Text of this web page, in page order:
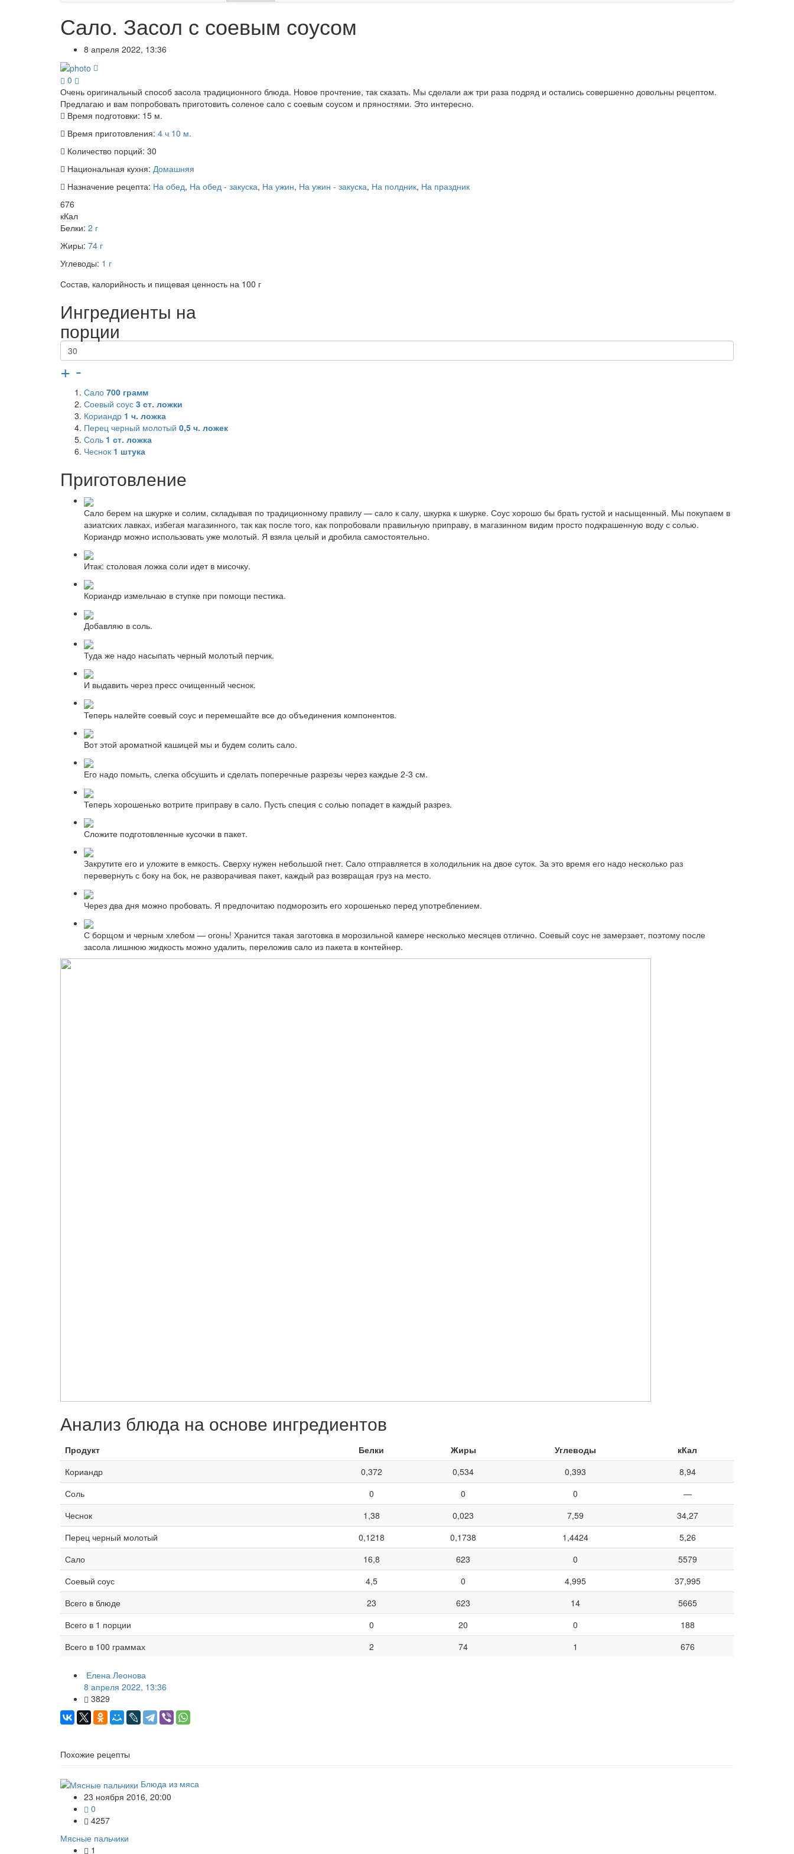
Сало. Засол с соевым соусом
8 апреля 2022, 13:36
0
Очень оригинальный способ засола традиционного блюда. Новое прочтение, так сказать. Мы сделали аж три раза подряд и остались совершенно довольны рецептом.
Предлагаю и вам попробовать приготовить соленое сало с соевым соусом и пряностями. Это интересно.
Время подготовки: 15 м.
Время приготовления: 4 ч 10 м.
Количество порций: 30
Национальная кухня: Домашняя
Назначение рецепта: На обед, На обед - закуска, На ужин, На ужин - закуска, На полдник, На праздник
676
кКал
Белки: 2 г
Жиры: 74 г
Углеводы: 1 г
Состав, калорийность и пищевая ценность на 100 г
Ингредиенты на
порции
+ -
Сало 700 грамм
Соевый соус 3 ст. ложки
Кориандр 1 ч. ложка
Перец черный молотый 0,5 ч. ложек
Соль 1 ст. ложка
Чеснок 1 штука
Приготовление
Сало берем на шкурке и солим, складывая по традиционному правилу — сало к салу, шкурка к шкурке. Соус хорошо бы брать густой и насыщенный. Мы покупаем в
азиатских лавках, избегая магазинного, так как после того, как попробовали правильную приправу, в магазинном видим просто подкрашенную воду с солью.
Кориандр можно использовать уже молотый. Я взяла целый и дробила самостоятельно.
Итак: столовая ложка соли идет в мисочку.
Кориандр измельчаю в ступке при помощи пестика.
Добавляю в соль.
Туда же надо насыпать черный молотый перчик.
И выдавить через пресс очищенный чеснок.
Теперь налейте соевый соус и перемешайте все до объединения компонентов.
Вот этой ароматной кашицей мы и будем солить сало.
Его надо помыть, слегка обсушить и сделать поперечные разрезы через каждые 2-3 см.
Теперь хорошенько вотрите приправу в сало. Пусть специя с солью попадет в каждый разрез.
Сложите подготовленные кусочки в пакет.
Закрутите его и уложите в емкость. Сверху нужен небольшой гнет. Сало отправляется в холодильник на двое суток. За это время его надо несколько раз
перевернуть с боку на бок, не разворачивая пакет, каждый раз возвращая груз на место.
Через два дня можно пробовать. Я предпочитаю подморозить его хорошенько перед употреблением.
С борщом и черным хлебом — огонь! Хранится такая заготовка в морозильной камере несколько месяцев отлично. Соевый соус не замерзает, поэтому после
засола лишнюю жидкость можно удалить, переложив сало из пакета в контейнер.
Анализ блюда на основе ингредиентов
Продукт Белки Жиры Углеводы
кКал
Кориандр
0,372 0,534 0,393
8,94
Соль
0 0 0
—
Чеснок
1,38 0,023 7,59
34,27
Перец черный молотый
0,1218 0,1738 1,4424
5,26
Сало
16,8 623 0
5579
Соевый соус
4,5 0 4,995
37,995
Всего в блюде
23 623 14
5665
Всего в 1 порции
0 20 0
188
Всего в 100 граммах
2 74 1 676
Елена Леонова
8 апреля 2022, 13:36
3829
Похожие рецепты
Блюда из мяса
23 ноября 2016, 20:00
0
4257
Мясные пальчики
1